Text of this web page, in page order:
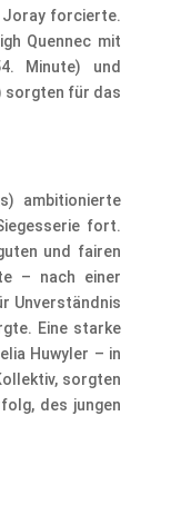
Joray forcierte.
Quennec mit
Minute) und
sorgten für das
ambitionierte
fort.
und fairen
– nach einer
Unverständnis
Eine starke
Huwyler – in
sorgten
des jungen